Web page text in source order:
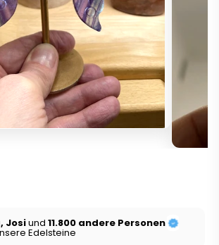
Josiund11.800 andere Personen
Edelsteine